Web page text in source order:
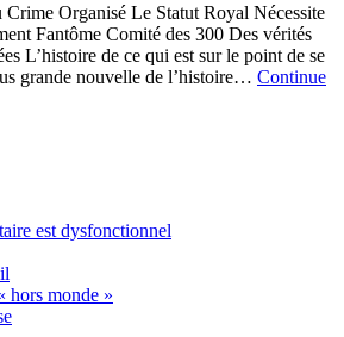
Organisé Le Statut Royal Nécessite
Fantôme Comité des 300 Des vérités
L’histoire de ce qui est sur le point de se
grande nouvelle de l’histoire… Continue
est dysfonctionnel
hors monde »